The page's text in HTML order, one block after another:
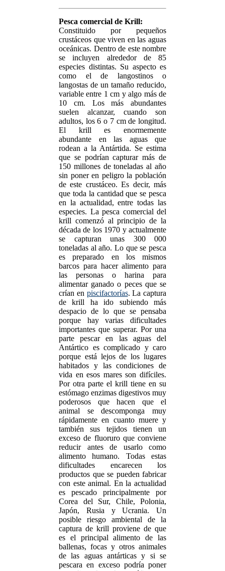
Pesca comercial de Krill:
Constituido por pequeños
crustáceos que viven en las aguas
oceánicas. Dentro de este nombre
se incluyen alrededor de 85
especies distintas. Su aspecto es
como el de langostinos o
langostas de un tamaño reducido,
variable entre 1 cm y algo más de
10 cm. Los más abundantes
suelen alcanzar, cuando son
adultos, los 6 o 7 cm de longitud.
El krill es enormemente
abundante en las aguas que
rodean a la Antártida. Se estima
que se podrían capturar más de
150 millones de toneladas al año
sin poner en peligro la población
de este crustáceo. Es decir, más
que toda la cantidad que se pesca
en la actualidad, entre todas las
especies. La pesca comercial del
krill comenzó al principio de la
década de los 1970 y actualmente
se capturan unas 300 000
toneladas al año. Lo que se pesca
es preparado en los mismos
barcos para hacer alimento para
las personas o harina para
alimentar ganado o peces que se
crían en piscifactorías. La captura
de krill ha ido subiendo más
despacio de lo que se pensaba
porque hay varias dificultades
importantes que superar. Por una
parte pescar en las aguas del
Antártico es complicado y caro
porque está lejos de los lugares
habitados y las condiciones de
vida en esos mares son difíciles.
Por otra parte el krill tiene en su
estómago enzimas digestivos muy
poderosos que hacen que el
animal se descomponga muy
rápidamente en cuanto muere y
también sus tejidos tienen un
exceso de fluoruro que conviene
reducir antes de usarlo como
alimento humano. Todas estas
dificultades encarecen los
productos que se pueden fabricar
con este animal. En la actualidad
es pescado principalmente por
Corea del Sur, Chile, Polonia,
Japón, Rusia y Ucrania. Un
posible riesgo ambiental de la
captura de krill proviene de que
es el principal alimento de las
ballenas, focas y otros animales
de las aguas antárticas y si se
pescara en exceso podría poner